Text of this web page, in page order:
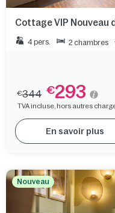
Cottage VIP Nouveau
4 pers. 2 chambres
€344 €293
TVA incluse, hors autres
En savoir plus
Nouveau